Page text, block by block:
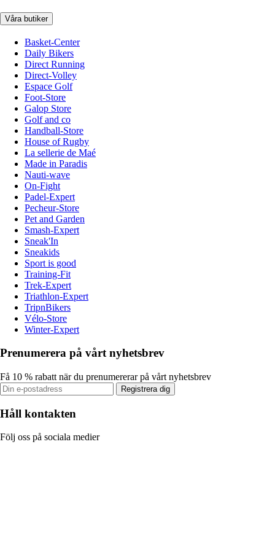
Våra butiker
Basket-Center
Daily Bikers
Direct Running
Direct-Volley
Espace Golf
Foot-Store
Galop Store
Golf and co
Handball-Store
House of Rugby
La sellerie de Maé
Made in Paradis
Nauti-wave
On-Fight
Padel-Expert
Pecheur-Store
Pet and Garden
Smash-Expert
Sneak'In
Sneakids
Sport is good
Training-Fit
Trek-Expert
Triathlon-Expert
TripnBikers
Vélo-Store
Winter-Expert
Prenumerera på vårt nyhetsbrev
Få 10 % rabatt när du prenumererar på vårt nyhetsbrev
Registrera dig
Håll kontakten
Följ oss på sociala medier